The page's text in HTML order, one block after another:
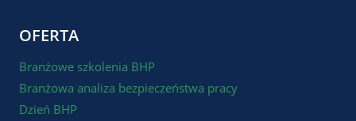
OFERTA
Branżowe szkolenia BHP
Branżowa analiza bezpieczeństwa pracy
Dzień BHP